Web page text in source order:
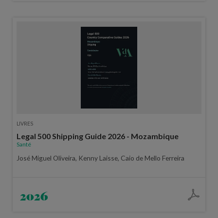
LIVRES
Legal 500 Shipping Guide 2026 - Mozambique
Santé
José Miguel Oliveira, Kenny Laisse, Caio de Mello Ferreira
2026